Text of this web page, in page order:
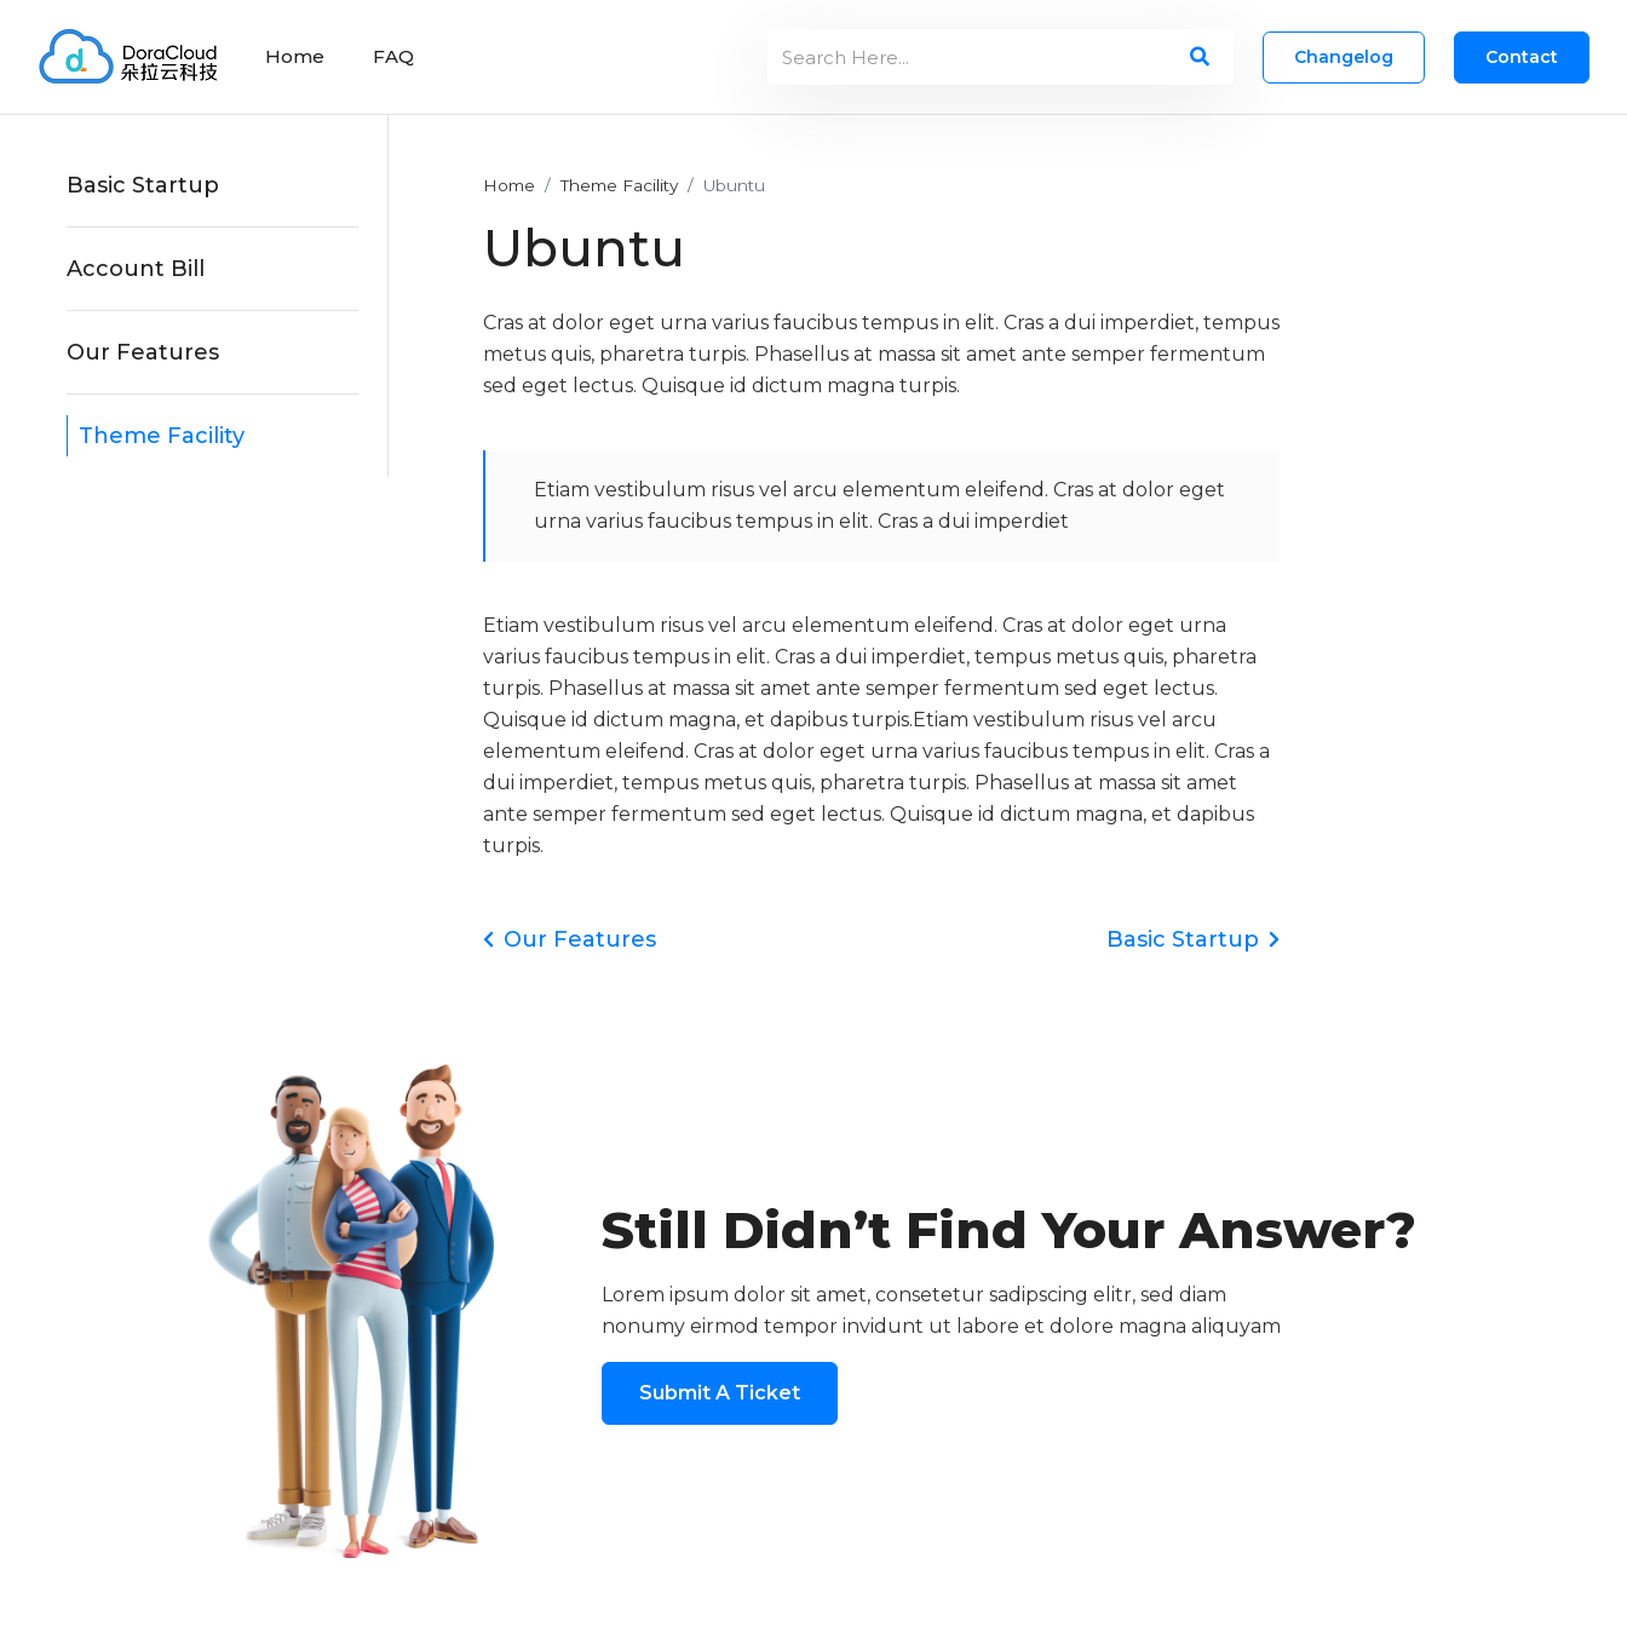
Home FAQ Changelog Contact
Basic Startup
Account Bill
Our Features
Theme Facility
Home Theme Facility Ubuntu
Ubuntu
Cras at dolor eget urna varius faucibus tempus in elit. Cras a dui imperdiet, tempus
metus quis, pharetra turpis. Phasellus at massa sit amet ante semper fermentum
sed eget lectus. Quisque id dictum magna turpis.
Etiam vestibulum risus vel arcu elementum eleifend. Cras at dolor eget
urna varius faucibus tempus in elit. Cras a dui imperdiet
Etiam vestibulum risus vel arcu elementum eleifend. Cras at dolor eget urna
varius faucibus tempus in elit. Cras a dui imperdiet, tempus metus quis, pharetra
turpis. Phasellus at massa sit amet ante semper fermentum sed eget lectus.
Quisque id dictum magna, et dapibus turpis.Etiam vestibulum risus vel arcu
elementum eleifend. Cras at dolor eget urna varius faucibus tempus in elit. Cras a
dui imperdiet, tempus metus quis, pharetra turpis. Phasellus at massa sit amet
ante semper fermentum sed eget lectus. Quisque id dictum magna, et dapibus
turpis.
Our Features Basic Startup
Still Didn’t Find Your Answer?
Lorem ipsum dolor sit amet, consetetur sadipscing elitr, sed diam
nonumy eirmod tempor invidunt ut labore et dolore magna aliquyam
Submit A Ticket